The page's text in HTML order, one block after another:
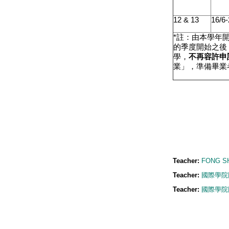
12 & 13 16/
*註：由本學年
的季度開始之
學， 不再容許申
業」，準備畢
Teacher: FONG
Teacher: 國際學
Teacher: 國際學